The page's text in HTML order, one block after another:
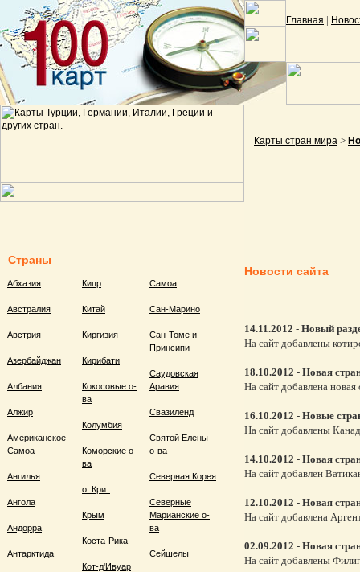
Главная |
Страны
Абхазия
Австралия
Австрия
Азербайджан
Албания
Алжир
Американское
Самоа
Ангилья
Ангола
Андорра
Антарктида
Кипр
Китай
Киргизия
Кирибати
Кокосовые о-
ва
Колумбия
Коморские о-
ва
о. Крит
Крым
Коста-Рика
Кот-д'Ивуар
Самоа
Сан-Марино
Сан-Томе и
Принсипи
Саудовская
Аравия
Свазиленд
Святой Елены
о-ва
Северная Корея
Северные
Марианские о-
ва
Сейшелы
Карты стран мира >
Новости сайта
14.11.2012 - Новый
На сайт добавлены
18.10.2012 - Новая
На сайт добавлена новая
16.10.2012 - Новые
На сайт добавлены
14.10.2012 - Новая
На сайт добавлен
12.10.2012 - Новая
На сайт добавлена
02.09.2012 - Новая
На сайт добавлены